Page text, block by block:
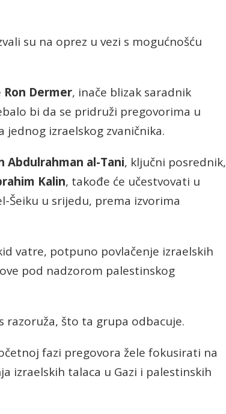
su na oprez u vezi s mogućnošću
Ron Dermer, inače blizak saradnik
bi da se pridruži pregovorima u
izraelskog zvaničnika.
Abdulrahman al-Tani, ključni posrednik,
Kalin, takođe će učestvovati u
Šeiku u srijedu, prema izvorima
vatre, potpuno povlačenje izraelskih
pod nadzorom palestinskog
razoruža, što ta grupa odbacuje.
fazi pregovora žele fokusirati na
izraelskih talaca u Gazi i palestinskih